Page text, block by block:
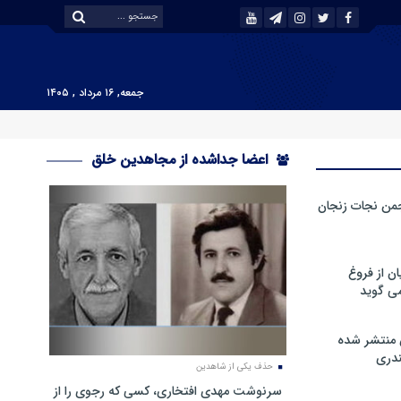
جمعه, ۱۶ مرداد , ۱۴۰۵
نجات زنجان
از فروغ
گوید
منتشر شده
اعضا جداشده از مجاهدین خلق
حذف یکی از شاهدین
سرنوشت مهدی افتخاری، کسی که رجوی را از